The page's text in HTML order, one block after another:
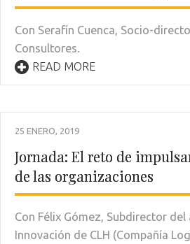
Con Serafín Cuenca, Socio-
Consultores.
READ MORE
25 ENERO, 2019
Jornada: El reto de
de las organizaciones
Con Félix Gómez, Subdirector
Innovación de CLH (Compañía